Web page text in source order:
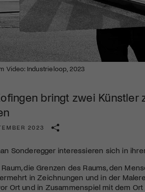
Video: Industrieloop, 2023
bringt zwei Künstler
2023
Sonderegger interessieren sich in
die Grenzen des Raums, den
in Zeichnungen und in der
Ort und in Zusammenspiel mit dem
Mitgliedschaft erhältst du kostenlosen
werden